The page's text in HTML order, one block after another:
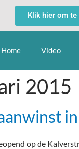
Klik hier om te
Home Video
2015
op de